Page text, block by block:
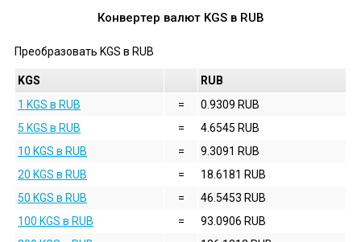
Конвертер валют KGSв RUB
Преобразовать KGS в RUB
KGS
RUB
1 KGS в RUB
=
0.9309 RUB
5 KGS в RUB
=
4.6545 RUB
10 KGS в RUB
=
9.3091 RUB
20 KGS в RUB
=
18.6181 RUB
50 KGS в RUB
=
46.5453 RUB
100 KGS в RUB
=
93.0906 RUB